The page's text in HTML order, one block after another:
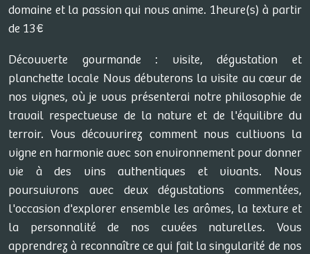
domaine et la passion qui nous anime. 1heure(s) à partir
de 13€
Découverte gourmande : visite, dégustation et
planchette locale Nous débuterons la visite au cœur de
nos vignes, où je vous présenterai notre philosophie de
travail respectueuse de la nature et de l'équilibre du
terroir. Vous découvrirez comment nous cultivons la
vigne en harmonie avec son environnement pour donner
vie à des vins authentiques et vivants. Nous
poursuivrons avec deux dégustations commentées,
l'occasion d'explorer ensemble les arômes, la texture et
la personnalité de nos cuvées naturelles. Vous
apprendrez à reconnaître ce qui fait la singularité de nos